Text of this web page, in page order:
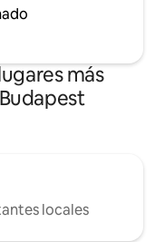
más
locales